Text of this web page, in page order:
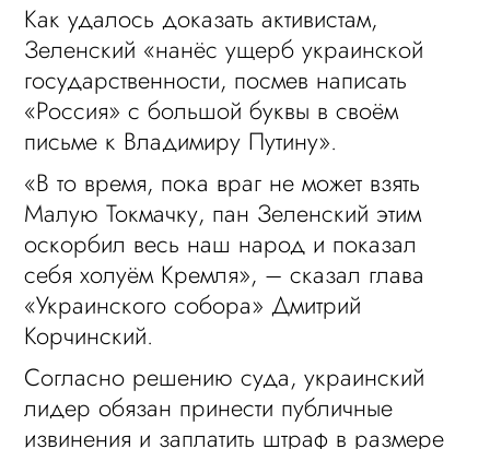
Как удалось доказать активистам,
Зеленский «нанёс ущерб украинской
государственности, посмев написать
«Россия» с большой буквы в своём
письме к Владимиру Путину».
«В то время, пока враг не может взять
Малую Токмачку, пан Зеленский этим
оскорбил весь наш народ и показал
себя холуём Кремля», – сказал глава
«Украинского собора» Дмитрий
Корчинский.
Согласно решению суда, украинский
лидер обязан принести публичные
извинения и заплатить штраф в размере